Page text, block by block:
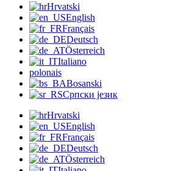
Hrvatski
English
Français
Deutsch
Österreich
Italiano
polonais
Bosanski
Српски језик
Hrvatski
English
Français
Deutsch
Österreich